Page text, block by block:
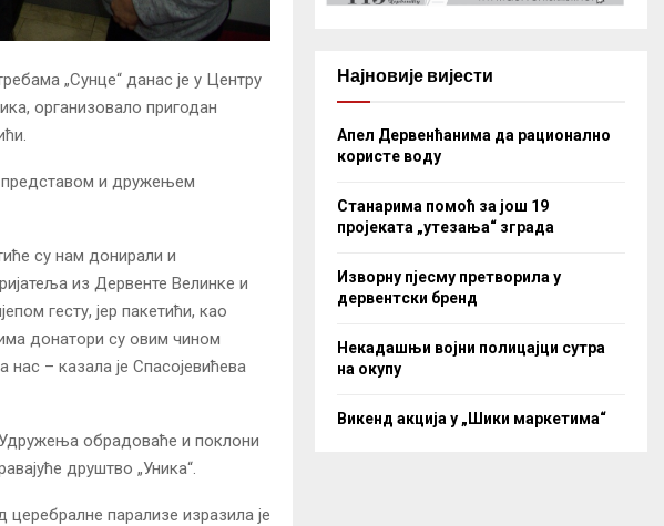
„Сунце“ данас је у Центру
организовало пригодан
представом и дружењем
су нам донирали и
из Дервенте Велинке и
гесту, јер пакетићи, као
донатори су овим чином
– казала је Спасојевићева
обрадоваће и поклони
друштво „Уника“.
парализе изразила је
Најновије вијести
Апел Дервенћанима да рационално
користе воду
Станарима помоћ за још 19
пројеката „утезања“ зграда
Изворну пјесму претворила у
дервентски бренд
Некадашњи војни полицајци сутра
на окупу
Викенд акција у „Шики маркетима“